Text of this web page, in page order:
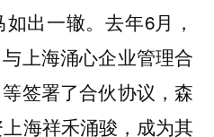
出一辙。去年6月，
上海涌心企业管理合
签署了合伙协议，森
海祥禾涌骏，成为其